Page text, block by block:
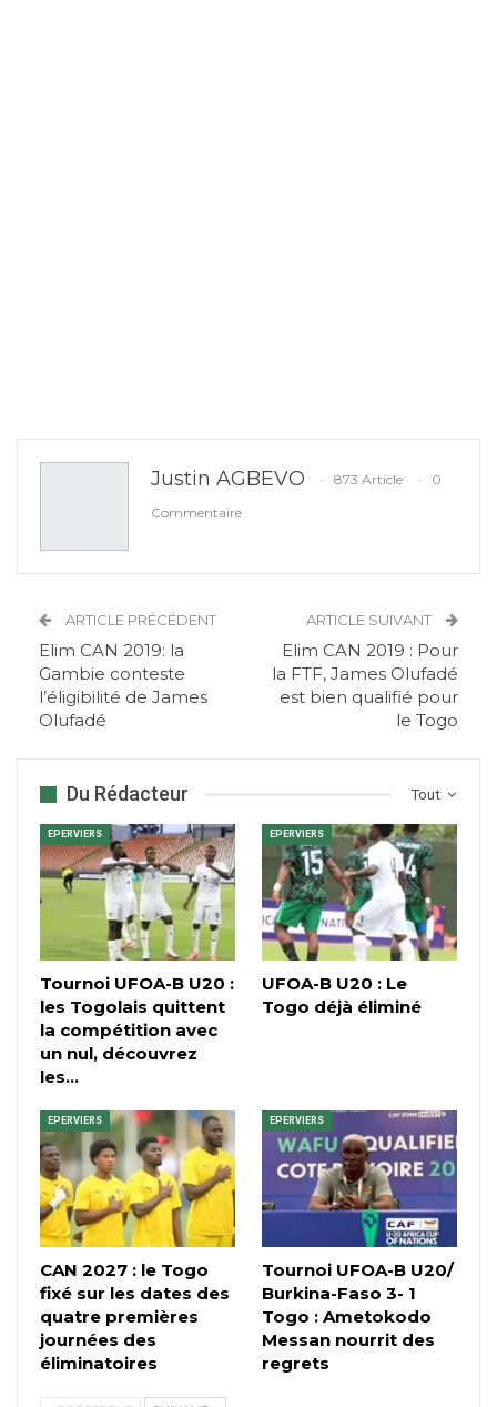
Justin AGBEVO 873 Article
0
Commentaire
ARTICLE PRÉCÉDENT
Elim CAN 2019: la
Gambie conteste
l’éligibilité de James
Olufadé
ARTICLE SUIVANT
Elim CAN 2019 : Pour
la FTF, James Olufadé
est bien qualifié pour
le Togo
Tout
Du Rédacteur
EPERVIERS
Tournoi UFOA-B U20 :
les Togolais quittent
la compétition avec
un nul, découvrez
les…
EPERVIERS
UFOA-B U20 : Le
Togo déjà éliminé
EPERVIERS
CAN 2027 : le Togo
fixé sur les dates des
quatre premières
journées des
éliminatoires
EPERVIERS
Tournoi UFOA-B U20/
Burkina-Faso 3- 1
Togo : Ametokodo
Messan nourrit des
regrets